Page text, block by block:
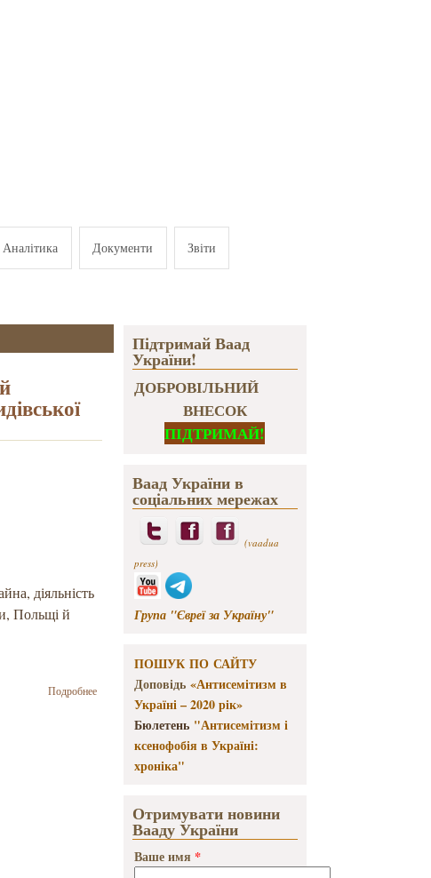
Аналітика Документи Звіти
діяльність
Польщі й
Подробнеео Іван Монолатій.
Публічна лекція
«Український
західноєвропейського
покрою і жидівської
Підтримай Ваад
України!
ДОБРОВІЛЬНИЙ
ВНЕСОК
ПІДТРИМАЙ!
Ваад України в
соціальних мережах
(vaadua
press)
Група "Євреї за Україну"
ПОШУК ПО САЙТУ
Доповідь «Антисемітизм в
Україні – 2020 рік»
Бюлетень "Антисемітизм і
ксенофобія в Україні:
хроніка"
Отримувати новини
Вааду України
Ваше имя *